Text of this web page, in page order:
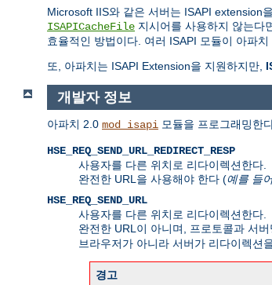
Microsoft IIS와 같은 서버는 ISAPI extension
ISAPICacheFile 지시어를 사용하지 않는다
효율적인 방법이다. 여러 ISAPI 모듈이 아파
또, 아파치는 ISAPI Extension을 지원하지만,
개발자 정보
아파치 2.0 mod_isapi 모듈을 프로그래밍한
HSE_REQ_SEND_URL_REDIRECT_RESP
사용자를 다른 위치로 리다이렉션한다.
완전한 URL을 사용해야 한다 (예를 들
HSE_REQ_SEND_URL
사용자를 다른 위치로 리다이렉션한다.
완전한 URL이 아니며, 프로토콜과 서
브라우저가 아니라 서버가 리다이렉션
경고